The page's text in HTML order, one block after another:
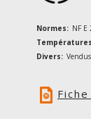
Normes: NF E
Divers: